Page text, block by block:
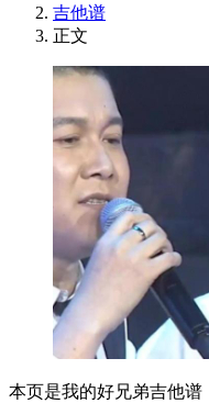
吉他谱
正文
本页是我的好兄弟吉他